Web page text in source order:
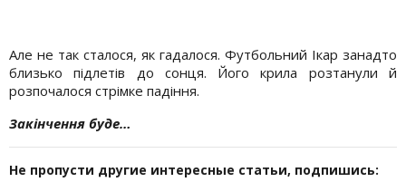
Але не так сталося, як гадалося. Футбольний Ікар занадто
близько підлетів до сонця. Його крила розтанули й
розпочалося стрімке падіння.
Закінчення буде…
Не пропусти другие интересные статьи, подпишись: